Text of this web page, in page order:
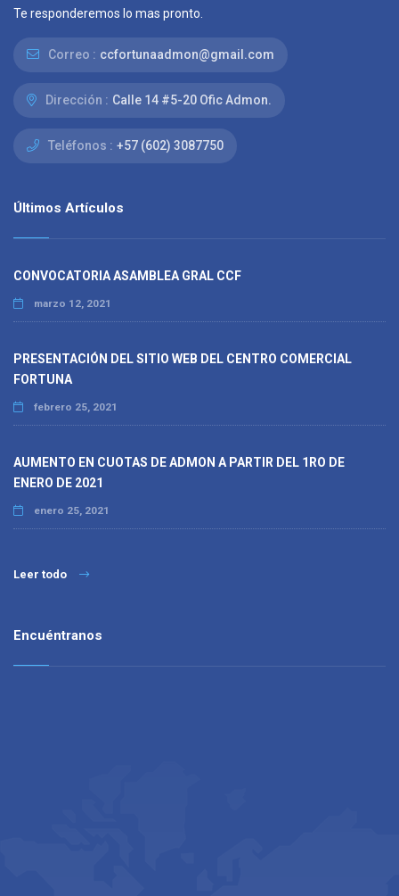
Te responderemos lo mas pronto.
Correo : ccfortunaadmon@gmail.com
Dirección : Calle 14 #5-20 Ofic Admon.
Teléfonos : +57 (602) 3087750
Últimos Artículos
CONVOCATORIA ASAMBLEA GRAL CCF
marzo 12, 2021
PRESENTACIÓN DEL SITIO WEB DEL CENTRO COMERCIAL
FORTUNA
febrero 25, 2021
AUMENTO EN CUOTAS DE ADMON A PARTIR DEL 1RO DE
ENERO DE 2021
enero 25, 2021
Leer todo
Encuéntranos